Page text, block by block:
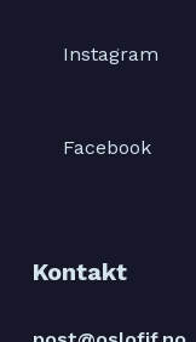
Instagram
Facebook
Kontakt